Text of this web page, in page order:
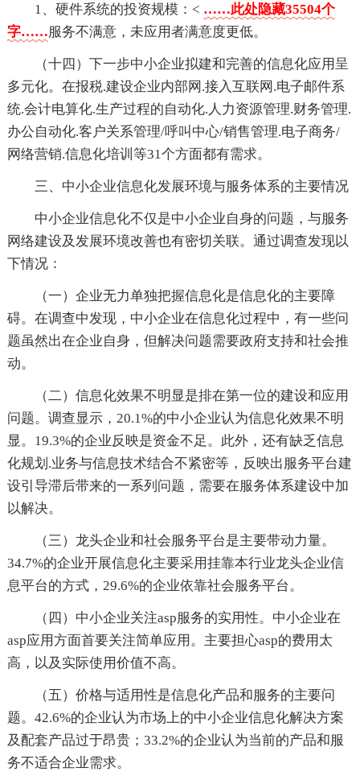
1、硬件系统的投资规模：< ……此处隐藏35504个
字……服务不满意，未应用者满意度更低。
（十四）下一步中小企业拟建和完善的信息化应用呈
多元化。在报税.建设企业内部网.接入互联网.电子邮件系
统.会计电算化.生产过程的自动化.人力资源管理.财务管理.
办公自动化.客户关系管理/呼叫中心/销售管理.电子商务/
网络营销.信息化培训等31个方面都有需求。
三、中小企业信息化发展环境与服务体系的主要情况
中小企业信息化不仅是中小企业自身的问题，与服务
网络建设及发展环境改善也有密切关联。通过调查发现以
下情况：
（一）企业无力单独把握信息化是信息化的主要障
碍。在调查中发现，中小企业在信息化过程中，有一些问
题虽然出在企业自身，但解决问题需要政府支持和社会推
动。
（二）信息化效果不明显是排在第一位的建设和应用
问题。调查显示，20.1%的中小企业认为信息化效果不明
显。19.3%的企业反映是资金不足。此外，还有缺乏信息
化规划.业务与信息技术结合不紧密等，反映出服务平台建
设引导滞后带来的一系列问题，需要在服务体系建设中加
以解决。
（三）龙头企业和社会服务平台是主要带动力量。
34.7%的企业开展信息化主要采用挂靠本行业龙头企业信
息平台的方式，29.6%的企业依靠社会服务平台。
（四）中小企业关注asp服务的实用性。中小企业在
asp应用方面首要关注简单应用。主要担心asp的费用太
高，以及实际使用价值不高。
（五）价格与适用性是信息化产品和服务的主要问
题。42.6%的企业认为市场上的中小企业信息化解决方案
及配套产品过于昂贵；33.2%的企业认为当前的产品和服
务不适合企业需求。